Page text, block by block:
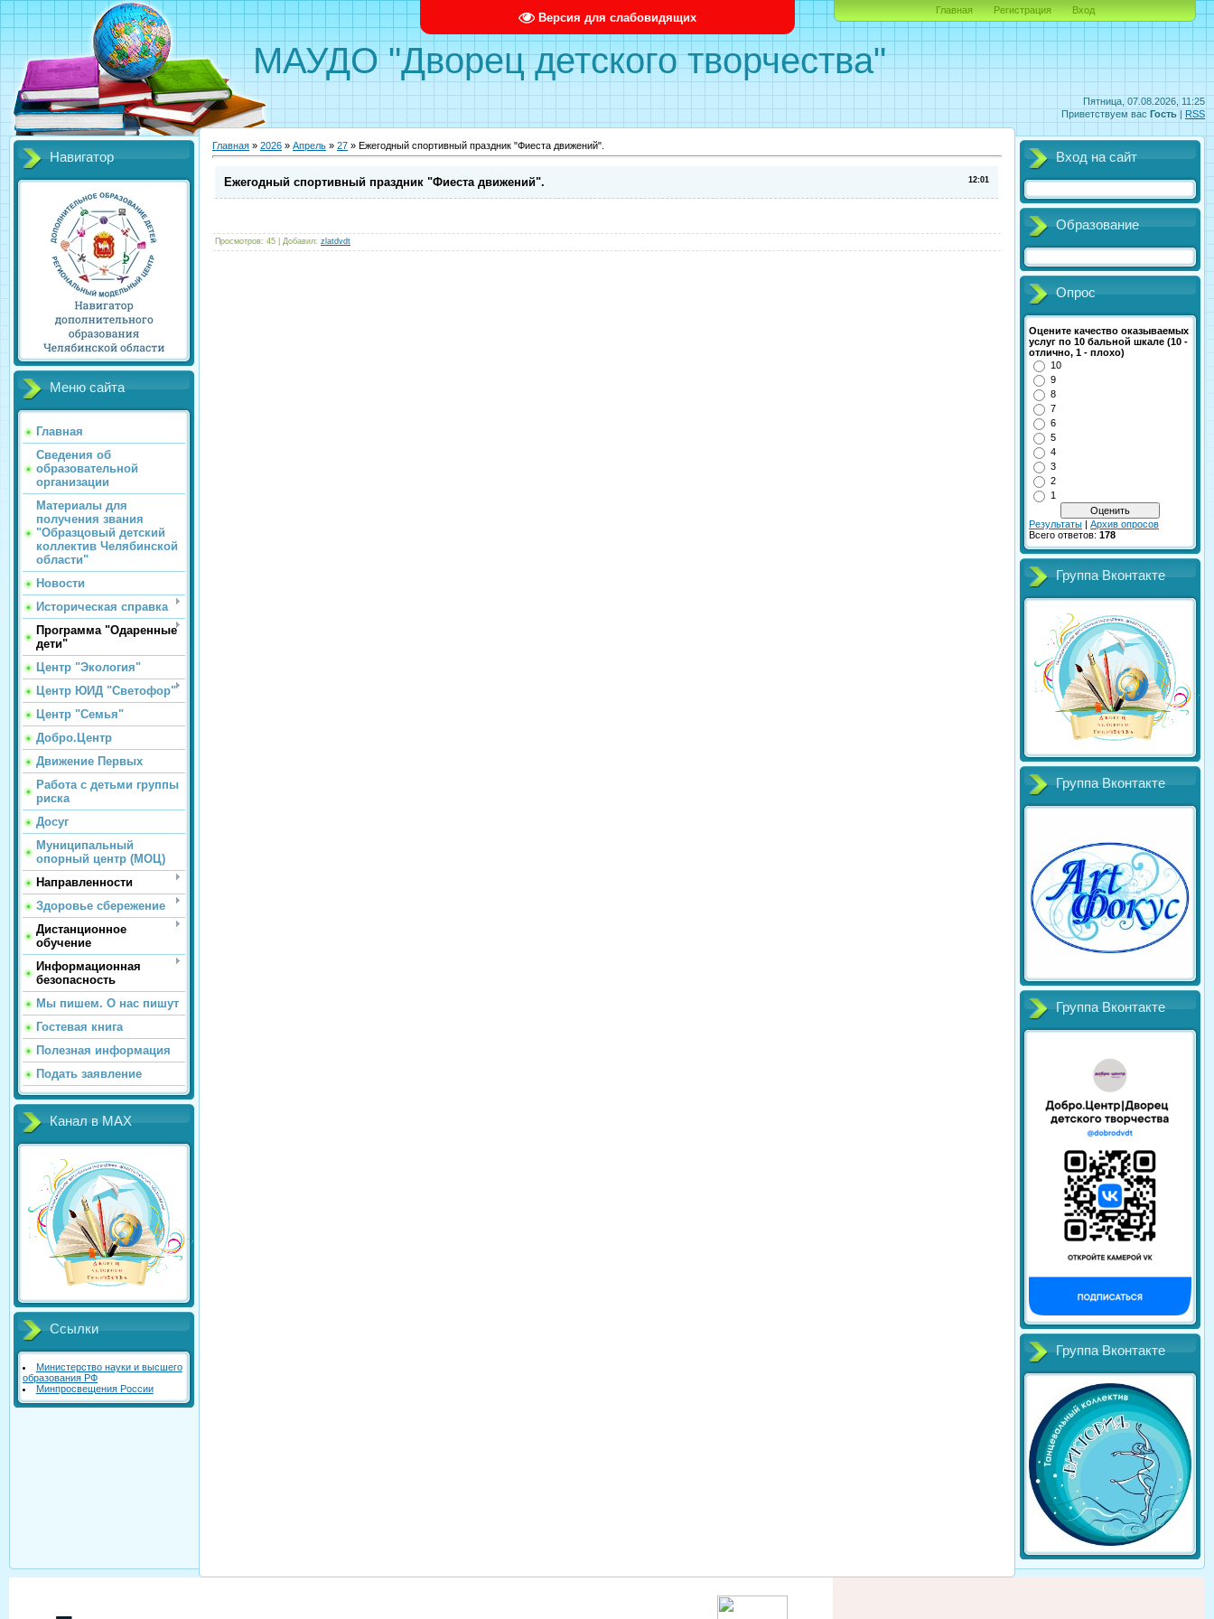
Версия для слабовидящих
Пятница, 07.08.2026, 11:25
Приветствуем вас Гость | RSS
МАУДО "Дворец детского творчества"
Главная Регистрация Вход
Навигатор
Меню сайта
Главная
Сведения об
образовательной
организации
Материалы для
получения звания
"Образцовый детский
коллектив Челябинской
области"
Новости
Историческая справка
Программа "Одаренные
дети"
Центр "Экология"
Центр ЮИД "Светофор"
Центр "Семья"
Добро.Центр
Движение Первых
Работа с детьми группы
риска
Досуг
Муниципальный
опорный центр (МОЦ)
Направленности
Здоровье сбережение
Дистанционное
обучение
Информационная
безопасность
Мы пишем. О нас пишут
Гостевая книга
Полезная информация
Подать заявление
Канал в MAX
Ссылки
Министерство науки и высшего
образования РФ
Минпросвещения России
Главная » 2026 » Апрель » 27 » Ежегодный спортивный праздник "Фиеста движений".
12:01
Ежегодный спортивный праздник "Фиеста движений".
Просмотров: 45 Добавил: zlatdvdt
Вход на сайт
Образование
Опрос
Оцените качество оказываемых
услуг по 10 бальной шкале (10 -
отлично, 1 - плохо)
10
9
8
7
6
5
4
3
2
1
Результаты | Архив опросов
Всего ответов: 178
Группа Вконтакте
Группа Вконтакте
Группа Вконтакте
Группа Вконтакте